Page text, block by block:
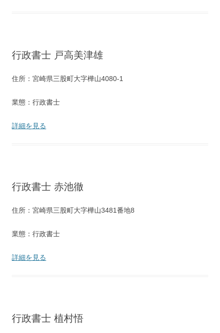
行政書士 戸高美津雄
住所：宮崎県三股町大字樺山4080-1
業態：行政書士
詳細を見る
行政書士 赤池徹
住所：宮崎県三股町大字樺山3481番地8
業態：行政書士
詳細を見る
行政書士 植村悟